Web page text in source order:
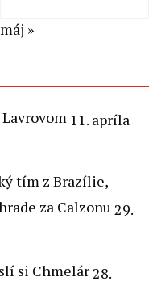
máj »
11. apríla
tím z Brazílie,
za Calzonu 29.
si Chmelár 28.